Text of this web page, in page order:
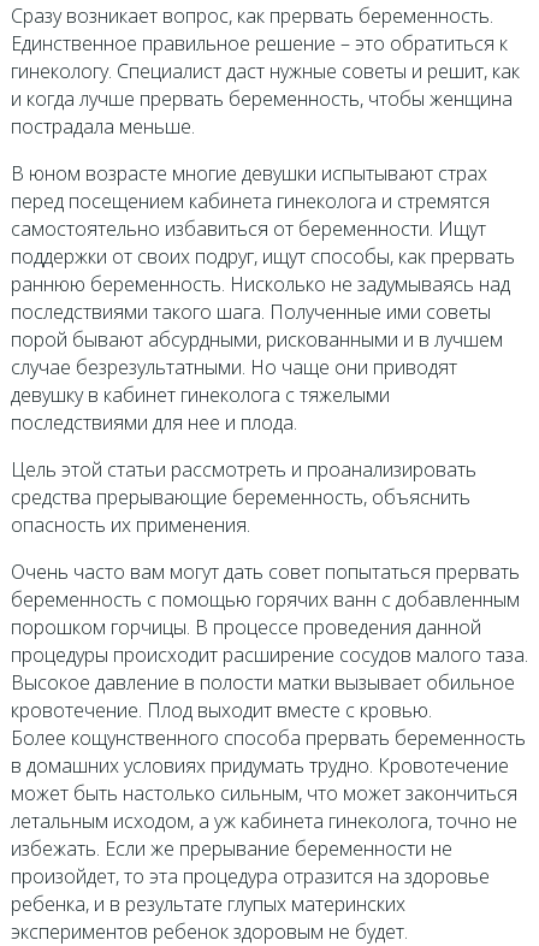
Сразу возникает вопрос, как прервать беременность.
Единственное правильное решение – это обратиться к
гинекологу. Специалист даст нужные советы и решит, как
и когда лучше прервать беременность, чтобы женщина
пострадала меньше.
В юном возрасте многие девушки испытывают страх
перед посещением кабинета гинеколога и стремятся
самостоятельно избавиться от беременности. Ищут
поддержки от своих подруг, ищут способы, как прервать
раннюю беременность. Нисколько не задумываясь над
последствиями такого шага. Полученные ими советы
порой бывают абсурдными, рискованными и в лучшем
случае безрезультатными. Но чаще они приводят
девушку в кабинет гинеколога с тяжелыми
последствиями для нее и плода.
Цель этой статьи рассмотреть и проанализировать
средства прерывающие беременность, объяснить
опасность их применения.
Очень часто вам могут дать совет попытаться прервать
беременность с помощью горячих ванн с добавленным
порошком горчицы. В процессе проведения данной
процедуры происходит расширение сосудов малого таза.
Высокое давление в полости матки вызывает обильное
кровотечение. Плод выходит вместе с кровью.
Более кощунственного способа прервать беременность
в домашних условиях придумать трудно. Кровотечение
может быть настолько сильным, что может закончиться
летальным исходом, а уж кабинета гинеколога, точно не
избежать. Если же прерывание беременности не
произойдет, то эта процедура отразится на здоровье
ребенка, и в результате глупых материнских
экспериментов ребенок здоровым не будет.